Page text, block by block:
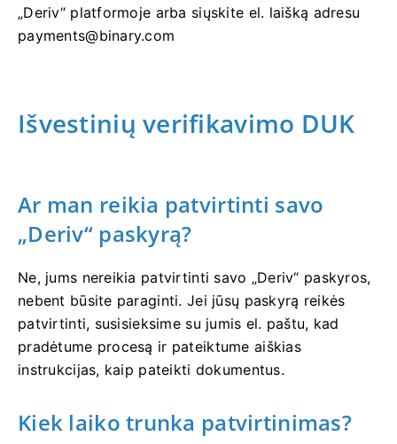
„Deriv“ platformoje arba siųskite el. laišką adresu
payments@binary.com
Išvestinių verifikavimo DUK
Ar man reikia patvirtinti savo
„Deriv“ paskyrą?
Ne, jums nereikia patvirtinti savo „Deriv“ paskyros,
nebent būsite paraginti. Jei jūsų paskyrą reikės
patvirtinti, susisieksime su jumis el. paštu, kad
pradėtume procesą ir pateiktume aiškias
instrukcijas, kaip pateikti dokumentus.
Kiek laiko trunka patvirtinimas?